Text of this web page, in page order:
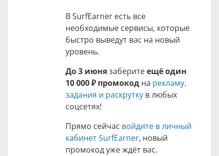
В SurfEarner есть все
необходимые сервисы, которые
быстро выведут вас на новый
уровень.
До 3 июнязаберитеещё один
10 000 ₽ промокод на рекламу,
задания и раскрутку в любых
соцсетях!
Прямо сейчас войдите в личный
кабинет SurfEarner, новый
промокод уже ждёт вас.